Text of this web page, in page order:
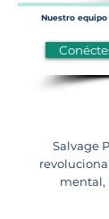
Nuestro
Salvage
mental,